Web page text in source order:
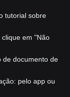
tutorial sobre
em "Não
de documento de
pelo app ou